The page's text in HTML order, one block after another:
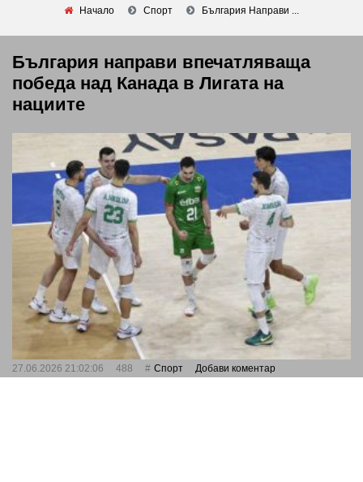
Начало Спорт България Направи ...
България направи впечатляваща
победа над Канада в Лигата на
нациите
27.06.2026 21:02:06 488 Спорт Добави коментар